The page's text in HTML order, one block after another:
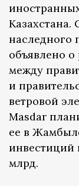
Казахстана.
объявлено о
между
и
ветровой
Masdar
ее в
инвестиций
млрд.